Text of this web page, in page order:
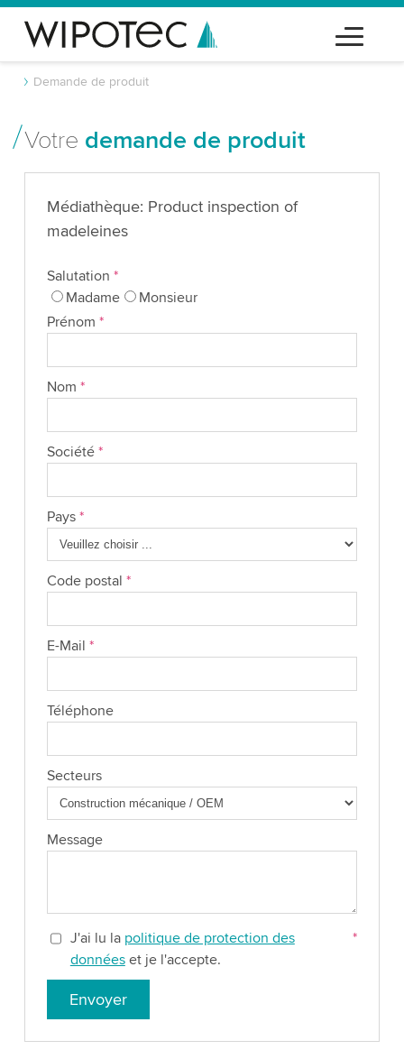
Demande de produit
Votre demande de produit
Médiathèque: Product inspection of
madeleines
Salutation *
Madame
Monsieur
Prénom *
Nom *
Société *
Pays *
Code postal *
E-Mail *
Téléphone
Secteurs
Message
J'ai lu la politique de protection des
donnéeset je l'accepte.
*
Envoyer